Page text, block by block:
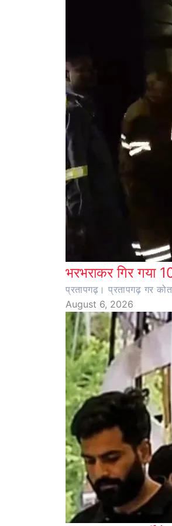
भरभराकर गिर गया
प्रतापगढ़। प्रतापगढ़ गर
August 6, 2026